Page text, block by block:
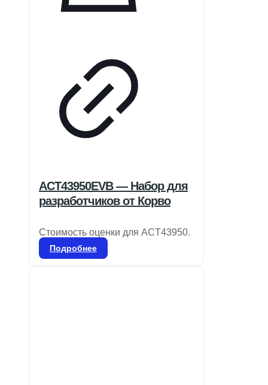
ACT43950EVB — Набор для
разработчиков от Корво
Стоимость оценки для ACT43950.
Подробнее